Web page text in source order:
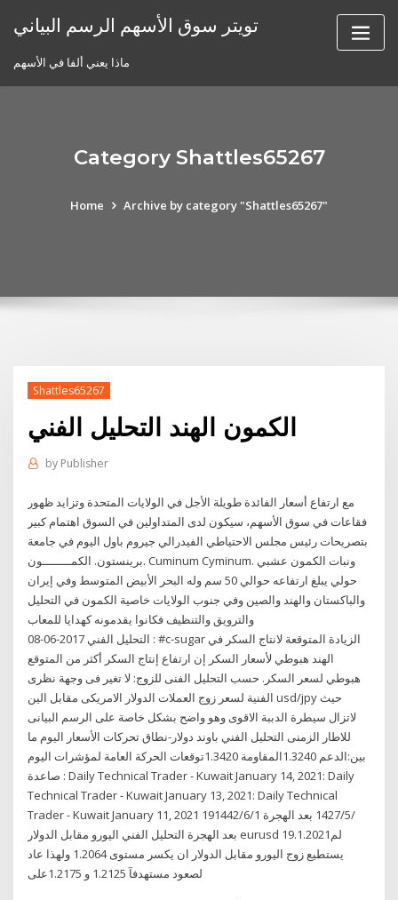
تويتر سوق الأسهم الرسم البياني
ماذا يعني ألفا في الأسهم
Category Shattles65267
Home Archive by category "Shattles65267"
Shattles65267
الكمون الهند التحليل الفني
by Publisher
مع ارتفاع أسعار الفائدة طويلة الأجل في الولايات المتحدة وتزايد ظهور
فقاعات في سوق الأسهم، سيكون لدى المتداولين في السوق اهتمام كبير
بتصريحات رئيس مجلس الاحتياطي الفيدرالي جيروم باول اليوم في جامعة
برينستون. الكمــــــــون. Cuminum Cyminum. ونبات الكمون عشبي
حولي يبلغ ارتفاعه حوالي 50 سم وله البحر الأبيض المتوسط وفي إيران
والباكستان والهند والصين وفي جنوب الولايات خاصية الكمون في التحليل
والترويق والتنظيف فكانوا يقدمونه كهدايا للمعاب
التحليل الفني 2017-06-08 : #c-sugar الزيادة المتوقعة لانتاج السكر في
الهند هبوطي لأسعار السكر إن ارتفاع إنتاج السكر أكثر من المتوقع
هبوطي لسعر السكر. حسب التحليل الفنى للزوج: لا تغير فى وجهة نظرى
الفنية لسعر زوج العملات الدولار الامريكى مقابل الين usd/jpy حيث
لاتزال سيطرة الدببة الاقوى وهو واضح بشكل خاصة على الرسم البيانى
للاطار الزمنى التحليل الفني باوند دولار-نطاق تحركات الأسعار اليوم ما
بين:الدعم 1.3240المقاومة 1.3420توقعات الحركة العامة لمؤشرات اليوم
: صاعدة Daily Technical Trader - Kuwait January 14, 2021: Daily
Technical Trader - Kuwait January 13, 2021: Daily Technical
Trader - Kuwait January 11, 2021 19‏‏/5‏‏/1427 بعد الهجرة 1‏‏/6‏‏/1442
بعد الهجرة التحليل الفني اليورو مقابل الدولار eurusd 19.1.2021لم
يستطيع زوج اليورو مقابل الدولار ان يكسر مستوى 1.2064 ولهذا عاد
لصعود مستهدفآ 1.2125 و 1.2175على